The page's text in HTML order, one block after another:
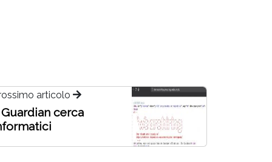
articolo
cerca